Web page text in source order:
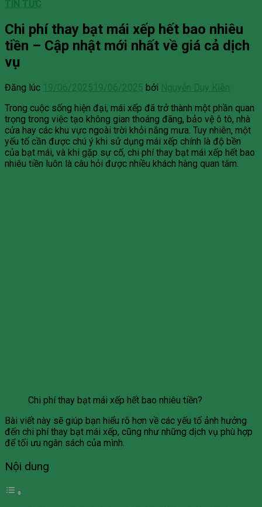
TIN TỨC
Chi phí thay bạt mái xếp hết bao nhiêu
tiền – Cập nhật mới nhất về giá cả dịch
vụ
Đăng lúc 19/06/2025 19/06/2025 bởi Nguyễn Duy Kiên
Trong cuộc sống hiện đại, mái xếp đã trở thành một phần quan
trọng trong việc tạo không gian thoáng đãng, bảo vệ ô tô, nhà
cửa hay các khu vực ngoài trời khỏi nắng mưa. Tuy nhiên, một
yếu tố cần được chú ý khi sử dụng mái xếp chính là độ bền
của bạt mái, và khi gặp sự cố, chi phí thay bạt mái xếp hết bao
nhiêu tiền luôn là câu hỏi được nhiều khách hàng quan tâm.
Chi phí thay bạt mái xếp hết bao nhiêu tiền?
Bài viết này sẽ giúp bạn hiểu rõ hơn về các yếu tố ảnh hưởng
đến chi phí thay bạt mái xếp, cũng như những dịch vụ phù hợp
để tối ưu ngân sách của mình.
Nội dung